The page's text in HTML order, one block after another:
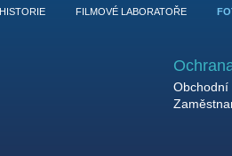
HISTORIE FILMOVÉ LABORATOŘE
Obchodní